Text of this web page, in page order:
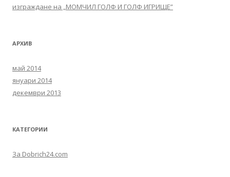
изграждане на „МОМЧИЛ ГОЛФ И ГОЛФ ИГРИЩЕ”
АРХИВ
май 2014
януари 2014
декември 2013
КАТЕГОРИИ
За Dobrich24.com